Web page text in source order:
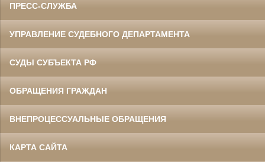
ПРЕСС-СЛУЖБА
УПРАВЛЕНИЕ СУДЕБНОГО ДЕПАРТАМЕНТА
СУДЫ СУБЪЕКТА РФ
ОБРАЩЕНИЯ ГРАЖДАН
ВНЕПРОЦЕССУАЛЬНЫЕ ОБРАЩЕНИЯ
КАРТА САЙТА